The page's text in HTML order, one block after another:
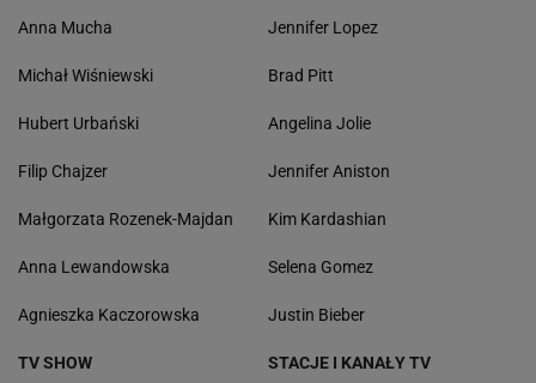
Anna Mucha
Michał Wiśniewski
Hubert Urbański
Filip Chajzer
Małgorzata Rozenek-Majdan
Anna Lewandowska
Agnieszka Kaczorowska
Jennifer Lopez
Brad Pitt
Angelina Jolie
Jennifer Aniston
Kim Kardashian
Selena Gomez
Justin Bieber
TV SHOW STACJE I KANAŁY TV